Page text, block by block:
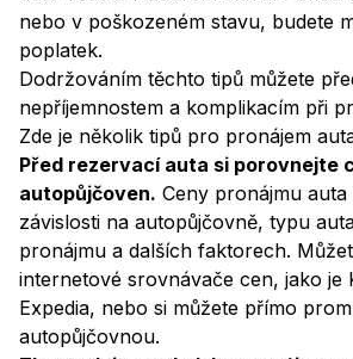
nebo v poškozeném stavu, budete
poplatek.
Dodržováním těchto tipů můžete
nepříjemnostem a komplikacím při
Zde je několik tipů pro pronájem
Před rezervací auta si porovnejte
autopůjčoven. Ceny pronájmu
závislosti na autopůjčovně, typu
pronájmu a dalších faktorech.
internetové srovnávače cen, jako je
Expedia, nebo si můžete přímo
autopůjčovnou.